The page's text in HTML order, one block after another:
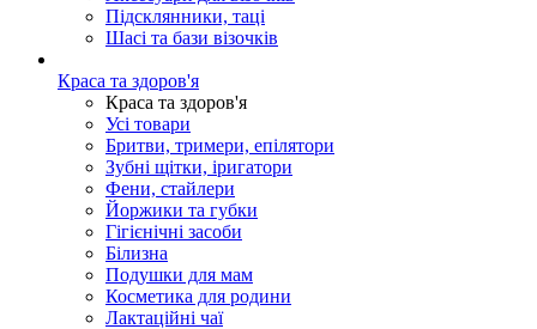
Підсклянники, таці
Шасі та бази візочків
Краса та здоров'я
Краса та здоров'я
Усі товари
Бритви, тримери, епілятори
Зубні щітки, іригатори
Фени, стайлери
Йоржики та губки
Гігієнічні засоби
Білизна
Подушки для мам
Косметика для родини
Лактаційні чаї